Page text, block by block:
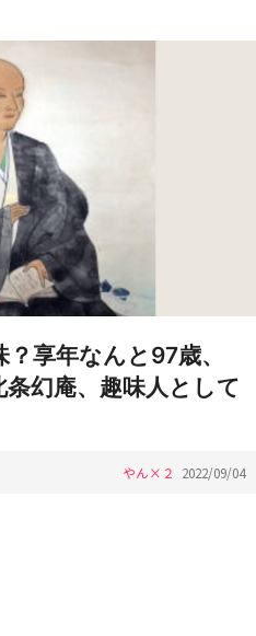
享年なんと97歳、
幻庵、趣味人として
やん×２ 2022/09/04